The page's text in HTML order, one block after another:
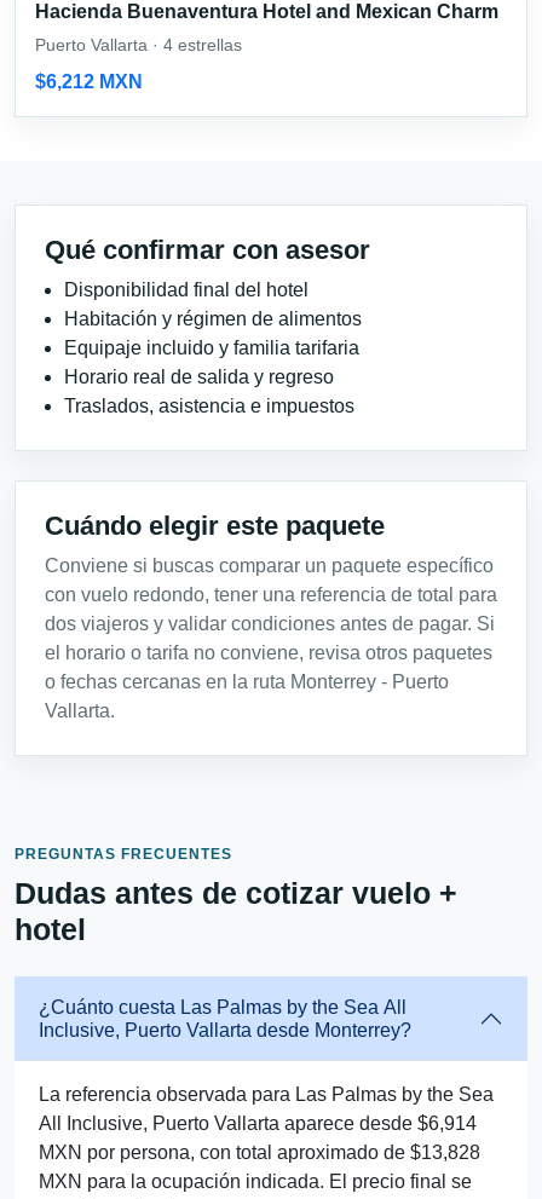
Hacienda Buenaventura Hotel and Mexican Charm
Puerto Vallarta · 4 estrellas
$6,212 MXN
Qué confirmar con asesor
Disponibilidad final del hotel
Habitación y régimen de alimentos
Equipaje incluido y familia tarifaria
Horario real de salida y regreso
Traslados, asistencia e impuestos
Cuándo elegir este paquete
Conviene si buscas comparar un paquete específico
con vuelo redondo, tener una referencia de total para
dos viajeros y validar condiciones antes de pagar. Si
el horario o tarifa no conviene, revisa otros paquetes
o fechas cercanas en la ruta Monterrey - Puerto
Vallarta.
PREGUNTAS FRECUENTES
Dudas antes de cotizar vuelo +
hotel
¿Cuánto cuesta Las Palmas by the Sea All
Inclusive, Puerto Vallarta desde Monterrey?
La referencia observada para Las Palmas by the Sea
All Inclusive, Puerto Vallarta aparece desde $6,914
MXN por persona, con total aproximado de $13,828
MXN para la ocupación indicada. El precio final se